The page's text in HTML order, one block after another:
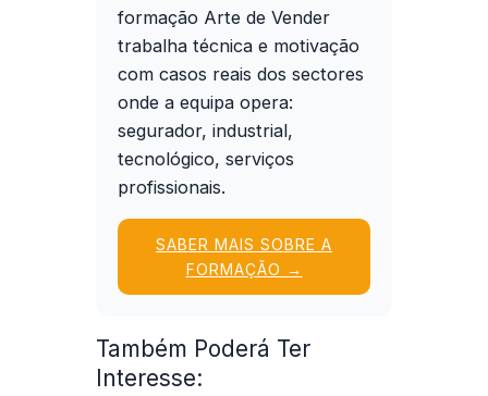
formação Arte de Vender
trabalha técnica e motivação
com casos reais dos sectores
onde a equipa opera:
segurador, industrial,
tecnológico, serviços
profissionais.
SABER MAIS SOBRE A
FORMAÇÃO →
Também Poderá Ter
Interesse: